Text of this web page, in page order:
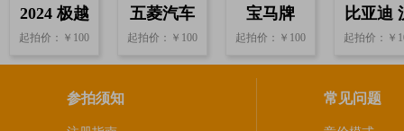
2024 极越
01 Max 0.0
起拍价：￥100
五菱汽车
五菱荣光
起拍价：￥100
宝马牌
起拍价：￥100
比亚迪
起拍价：￥
参拍须知 常见问题